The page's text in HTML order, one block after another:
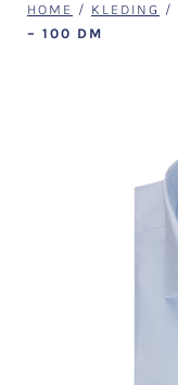
HOME / KLEDING /
– 100 DM